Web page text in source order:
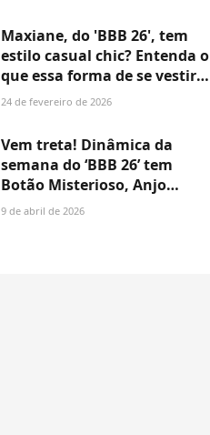
Maxiane, do 'BBB 26', tem
estilo casual chic? Entenda o
que essa forma de se vestir
com estes 25 looks de
24 de fevereiro de 2026
Vem treta! Dinâmica da
semana do ‘BBB 26’ tem
Botão Misterioso, Anjo
autoimune e Contragolpe
9 de abril de 2026